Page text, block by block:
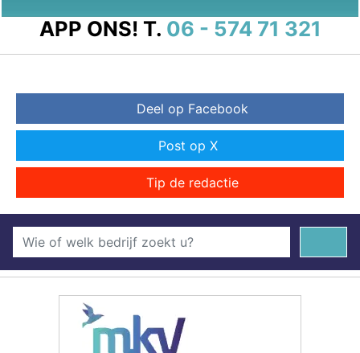
APP ONS! T. 06 - 574 71 321
Deel op Facebook
Post op X
Tip de redactie